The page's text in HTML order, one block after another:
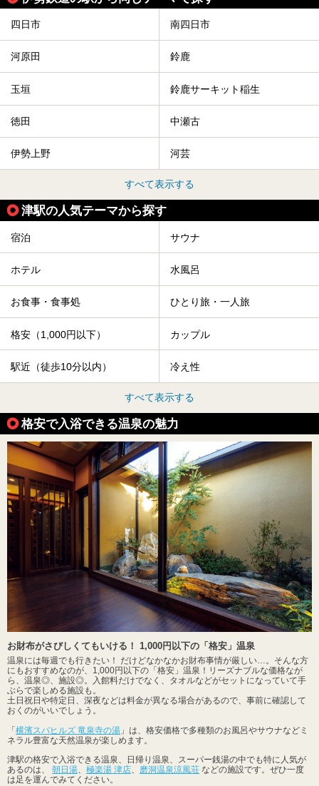
四日市 南四日市
河原田 鈴鹿
玉垣 鈴鹿サーキット稲生
徳田 中瀬古
伊勢上野 河芸
すべて表示する
津駅の人気テーマから探す
宿泊 サウナ
ホテル 水風呂
お食事・食事処 ひとり旅・一人旅
格安（1,000円以下） カップル
駅近（徒歩10分以内） 冷え性
すべて表示する
格安で入浴できる温泉の魅力
お財布がさびしくてもいける！ 1,000円以下の「格安」温泉
温泉には毎週でも行きたい！ だけどなかなかお財布事情が厳しい…。そんな方
にもおすすめなのが、1,000円以下の「格安」温泉！リーズナブルな価格なが
ら、温泉◎、施設◎。入館料だけでなく、タオルなどがセットになっていて手
ぶらで楽しめる施設も。
土日祝日や特定日、深夜などは料金が異なる場合があるので、事前に確認して
おくのがいいでしょう。
「 横濱スパヒルズ 竜泉寺の湯 」は、格安価格で多種類のお風呂やサウナなどミ
ネラル豊富な天然温泉が楽しめます。
津駅の格安で入浴できる温泉、日帰り温泉、スーパー銭湯の中でも特に人気が
あるのは、 朝日湯、 極楽湯 津店、 磨洞温泉涼風荘 などの施設です。ぜひ一度
は足を運んでみてください。